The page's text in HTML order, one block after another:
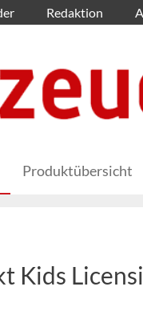
Redaktion
Produktübersicht
Kids